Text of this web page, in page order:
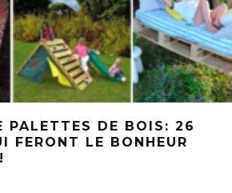
PALETTES DE BOIS: 26
FERONT LE BONHEUR